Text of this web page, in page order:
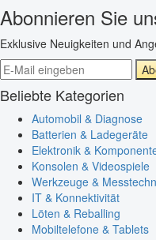
Abonnieren Sie
Exklusive Neuigkeiten und
Beliebte Kategorien
Automobil & Diagnose
Batterien & Ladegeräte
Elektronik &
Konsolen & Videospiele
Werkzeuge &
IT & Konnektivität
Löten & Reballing
Mobiltelefone & Tablets